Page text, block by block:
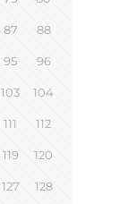
87 88
95 96
103 104
111 112
119 120
127 128